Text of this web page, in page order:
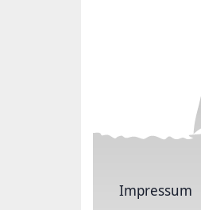
Impressum